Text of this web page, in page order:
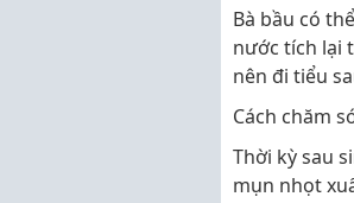
Bà bầu có
nước tích lại
nên đi tiểu
Cách chăm
Thời kỳ sau
mụn nhọt